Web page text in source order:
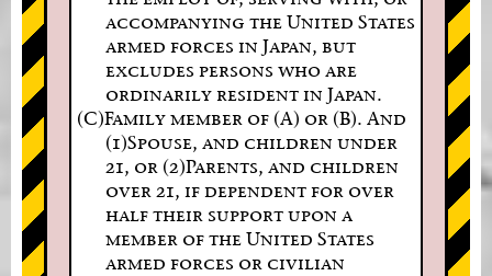
accompanying the United States
armed forces in Japan, but
excludes persons who are
ordinarily resident in Japan.
(C)Family member of (A) or (B). And
(1)Spouse, and children under
21, or (2)Parents, and children
over 21, if dependent for over
half their support upon a
member of the United States
armed forces or civilian